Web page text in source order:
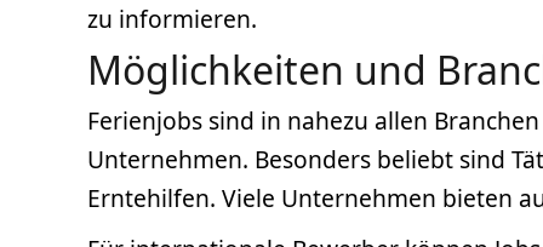
zu informieren.
Möglichkeiten und
Ferienjobs sind in nahezu allen
Unternehmen. Besonders beliebt sind
Erntehilfen. Viele Unternehmen bieten